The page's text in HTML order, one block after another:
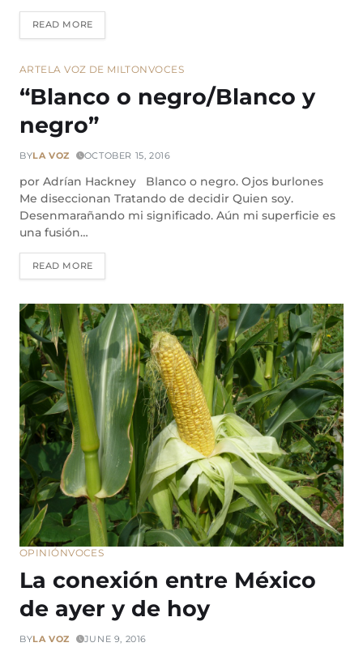
READ MORE
ARTE LA VOZ DE MILTONVOCES
“Blanco o negro/Blanco y
negro”
BYLA VOZ OCTOBER 15, 2016
por Adrían Hackney Blanco o negro. Ojos burlones
Me diseccionan Tratando de decidir Quien soy.
Desenmarañando mi significado. Aún mi superficie es
una fusión…
READ MORE
OPINIÓNVOCES
La conexión entre México
de ayer y de hoy
BYLA VOZ JUNE 9, 2016